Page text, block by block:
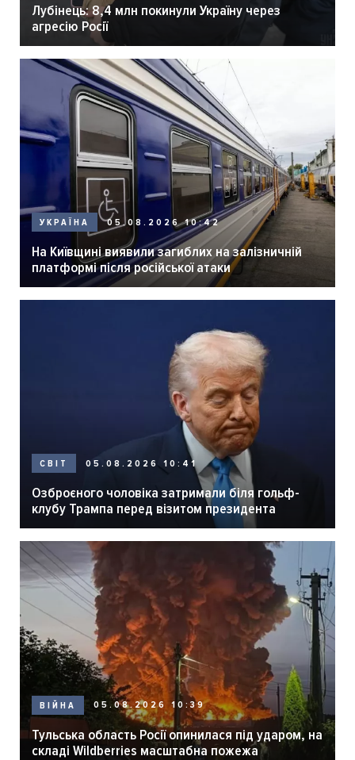
Лубінець: 8,4 млн покинули Україну через
агресію Росії
УКРАЇНА 05.08.2026 10:42
На Київщині виявили загиблих на залізничній
платформі після російської атаки
СВІТ 05.08.2026 10:41
Озброєного чоловіка затримали біля гольф-
клубу Трампа перед візитом президента
ВІЙНА 05.08.2026 10:39
Тульська область Росії опинилася під ударом, на
складі Wildberries масштабна пожежа